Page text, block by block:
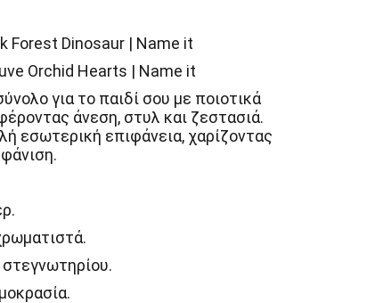
Forest Dinosaur | Name it
Orchid Hearts | Name it
για το παιδί σου με ποιοτικά
άνεση, στυλ και ζεστασιά.
εσωτερική επιφάνεια, χαρίζοντας